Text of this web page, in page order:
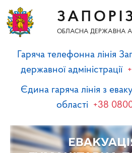
ОБЛАСНА ДЕРЖАВНА
Гаряча телефонна лінія
державної адміністрації
Єдина гаряча лінія з
області +38